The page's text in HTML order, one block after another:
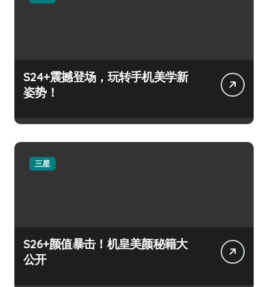
S24+震撼登场，玩转手机美学新
姿势！
三星
S26+颜值暴击！机皇美颜秘籍大
公开